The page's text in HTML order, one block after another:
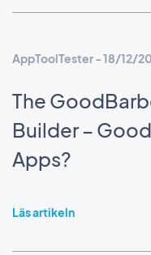
AppToolTester - 18/12/
The
Builder –
Apps?
Läs artikeln